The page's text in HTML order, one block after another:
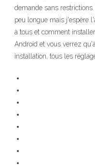
demande sans
peu longue mais j'espère
à tous et comment
Android et vous verrez
installation, tous les